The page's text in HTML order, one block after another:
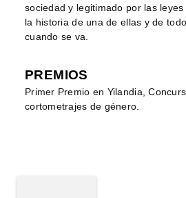
sociedad y legitimado por las
la historia de una de ellas y de
cuando se va.
PREMIOS
Primer Premio en Yilandia,
cortometrajes de género.